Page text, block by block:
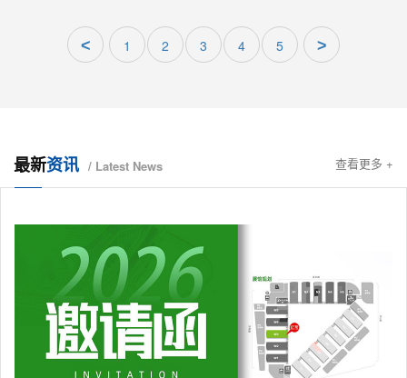
< 1 2 3 4 5 >
最新资讯 / Latest News 查看更多 +